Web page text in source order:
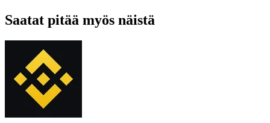
Saatat pitää myös näistä